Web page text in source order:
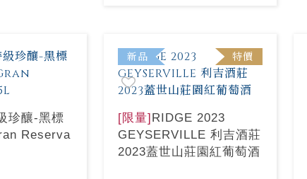
珍釀-黑標
Reserva
新品 特價
[限量]RIDGE 2023
GEYSERVILLE 利吉酒莊
2023蓋世山莊園紅葡萄酒